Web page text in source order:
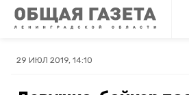
29 ИЮЛ 2019, 14:10